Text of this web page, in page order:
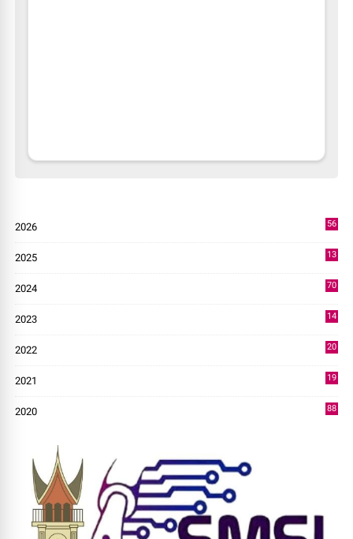
2026
56
2025
13
2024
70
2023
14
2022
20
2021
19
2020
88